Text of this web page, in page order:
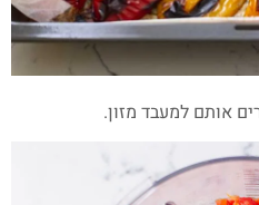
אותם למעבד מזון.